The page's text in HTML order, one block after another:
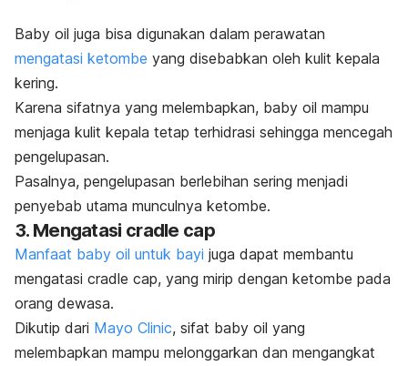
Baby oil juga bisa digunakan dalam perawatan
mengatasi ketombe yang disebabkan oleh kulit kepala
kering.
Karena sifatnya yang melembapkan, baby oil mampu
menjaga kulit kepala tetap terhidrasi sehingga mencegah
pengelupasan.
Pasalnya, pengelupasan berlebihan sering menjadi
penyebab utama munculnya ketombe.
3. Mengatasi cradle cap
Manfaat baby oil untuk bayi juga dapat membantu
mengatasi cradle cap, yang mirip dengan ketombe pada
orang dewasa.
Dikutip dari Mayo Clinic, sifat baby oil yang
melembapkan mampu melonggarkan dan mengangkat